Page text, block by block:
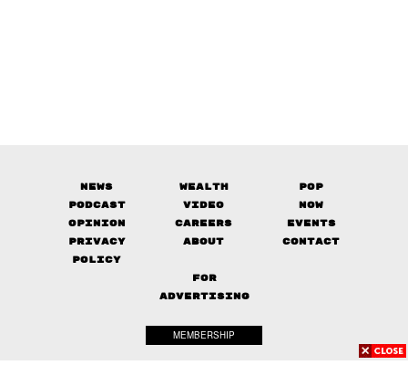
News Wealth
Pop
Podcast
Video
Now
Opinion
Careers
Events
Privacy
Policy
About Contact
FOR
ADVERTISING
MEMBERSHIP